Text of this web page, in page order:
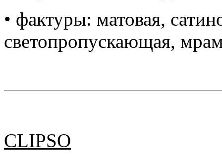
• фактуры: матовая,
светопропускающая,
CLIPSO